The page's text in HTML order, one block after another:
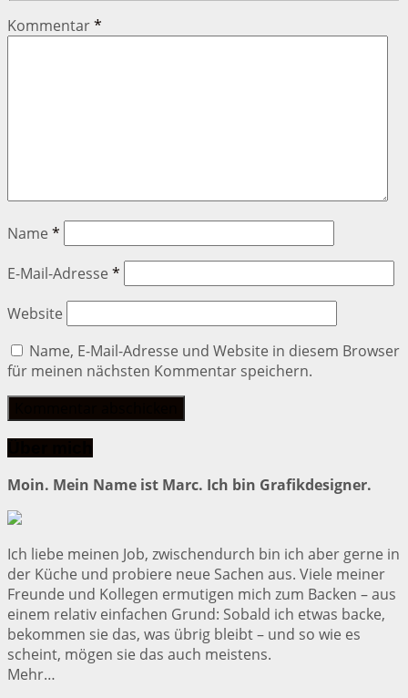
Kommentar*
Name *
E-Mail-Adresse *
Website
Name, E-Mail-Adresse und Website in diesem Browser
für meinen nächsten Kommentar speichern.
Moin. Mein Name ist Marc. Ich bin Grafikdesigner.
Ich liebe meinen Job, zwischendurch bin ich aber gerne in
der Küche und probiere neue Sachen aus. Viele meiner
Freunde und Kollegen ermutigen mich zum Backen – aus
einem relativ einfachen Grund: Sobald ich etwas backe,
bekommen sie das, was übrig bleibt – und so wie es
scheint, mögen sie das auch meistens.
Mehr…